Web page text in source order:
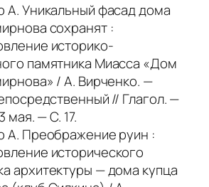
А. Уникальный фасад дома
сохранят :
историко-
памятника Миасса «Дом
/ А. Вирченко. —
// Глагол. —
мая. — С. 17.
А. Преображение руин :
исторического
архитектуры — дома купца